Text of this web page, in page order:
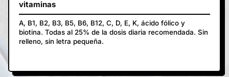
vitaminas
A, B1, B2, B3, B5, B6, B12, C, D, E, K, ácido fólico y
biotina. Todas al 25% de la dosis diaria recomendada. Sin
relleno, sin letra pequeña.